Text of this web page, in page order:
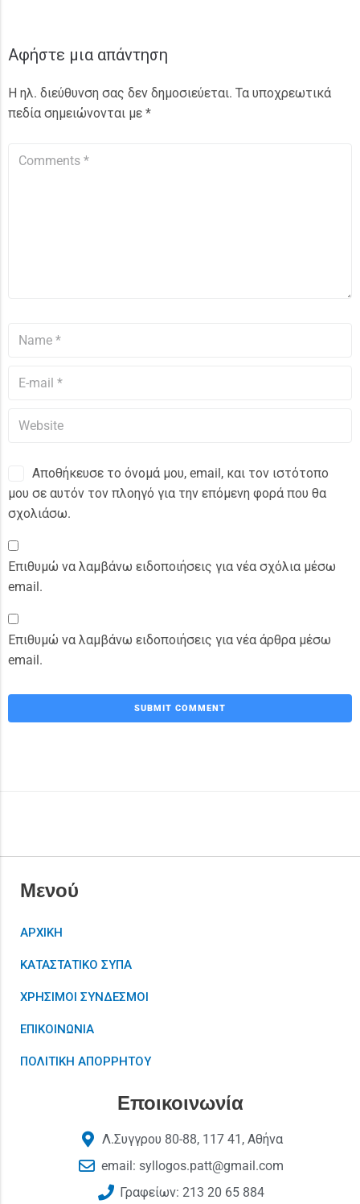
Αφήστε μια απάντηση
Η ηλ. διεύθυνση σας δεν δημοσιεύεται. Τα υποχρεωτικά
πεδία σημειώνονται με *
Αποθήκευσε το όνομά μου, email, και τον ιστότοπο
μου σε αυτόν τον πλοηγό για την επόμενη φορά που θα
σχολιάσω.
Επιθυμώ να λαμβάνω ειδοποιήσεις για νέα σχόλια μέσω
email.
Επιθυμώ να λαμβάνω ειδοποιήσεις για νέα άρθρα μέσω
email.
Μενού
ΑΡΧΙΚΗ
ΚΑΤΑΣΤΑΤΙΚΟ ΣΥΠΑ
ΧΡΗΣΙΜΟΙ ΣΥΝΔΕΣΜΟΙ
ΕΠΙΚΟΙΝΩΝΙΑ
ΠΟΛΙΤΙΚΗ ΑΠΟΡΡΗΤΟΥ
Εποικοινωνία
Λ.Συγγρου 80-88, 117 41, Αθήνα
email: syllogos.patt@gmail.com
Γραφείων: 213 20 65 884